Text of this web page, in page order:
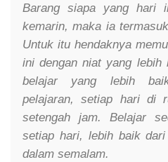
Barang siapa yang hari
kemarin, maka ia
Untuk itu hendaknya
ini dengan niat yang lebih
belajar yang lebih
pelajaran, setiap hari di
setengah jam. Belajar
setiap hari, lebih baik
dalam semalam.